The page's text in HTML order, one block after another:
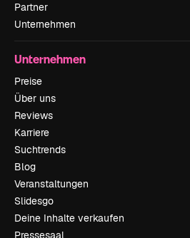
Partner
Unternehmen
Unternehmen
Preise
Über uns
Reviews
Karriere
Suchtrends
Blog
Veranstaltungen
Slidesgo
Deine Inhalte verkaufen
Pressesaal